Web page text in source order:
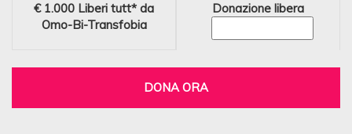
€ 1.000 Liberi tutt* da
Omo-Bi-Transfobia
Donazione libera
DONA ORA